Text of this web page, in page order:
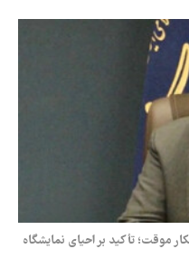
موقت؛ تأکید بر احیای نمایشگاه